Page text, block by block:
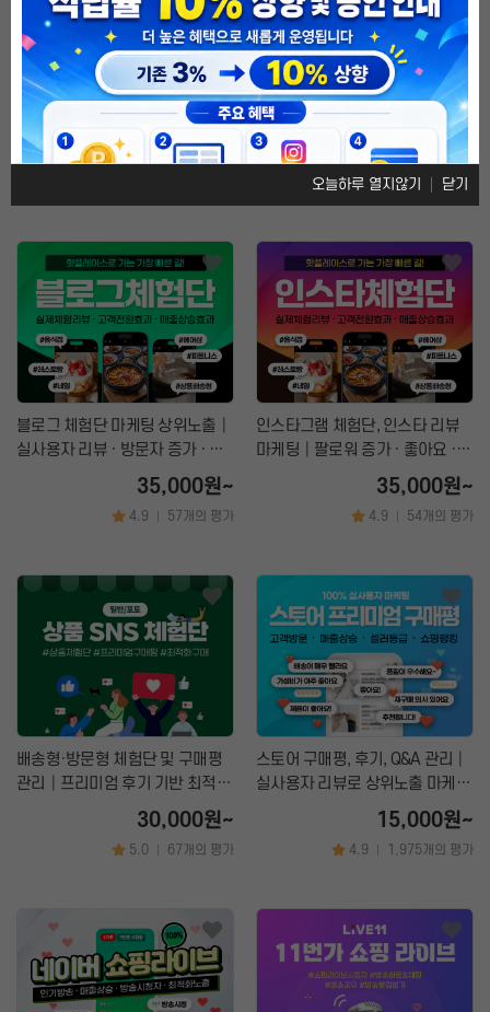
개인정보활용방침에 동의하겠습니까? 네
텀블벅 알림신청 늘리기, 좋아요·
후원하기 증가│펀딩 마케팅 서비
스
8,000원~
카카오메이커스 알림받기 늘리기,
주문하기·상품찜·공유하기 증가
│판매 최적화 마케팅
8,000원~
4.9 | 73개의 평가
블로그 체험단 마케팅 상위노출│
실사용자 리뷰 · 방문자 증가 · 검
35,000원~
4.9 57개의 평가
인스타그램 체험단, 인스타 리뷰
마케팅│팔로워 증가 · 좋아요 ·
35,000원~
4.9 54개의 평가
배송형·방문형 체험단 및 구매평
관리│프리미엄 후기 기반 최적화
30,000원~
5.0 67개의 평가
스토어 구매평, 후기, Q&A 관리│
실사용자 리뷰로 상위노출 마케팅
15,000원~
4.9 1,975개의 평가
오늘하루 열지않기 닫기